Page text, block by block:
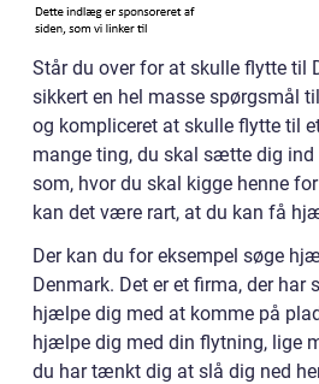
Står du over for at skulle flytte til
sikkert en hel masse spørgsmål
og kompliceret at skulle flytte til
mange ting, du skal sætte dig ind
som, hvor du skal kigge henne
kan det være rart, at du kan få
Der kan du for eksempel søge
Denmark. Det er et firma, der har
hjælpe dig med at komme på
hjælpe dig med din flytning, lige
du har tænkt dig at slå dig ned